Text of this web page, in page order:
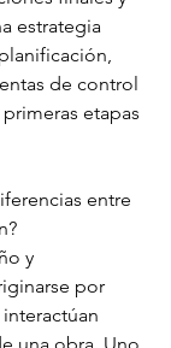
estrategia
de control
etapas
entre
y
por